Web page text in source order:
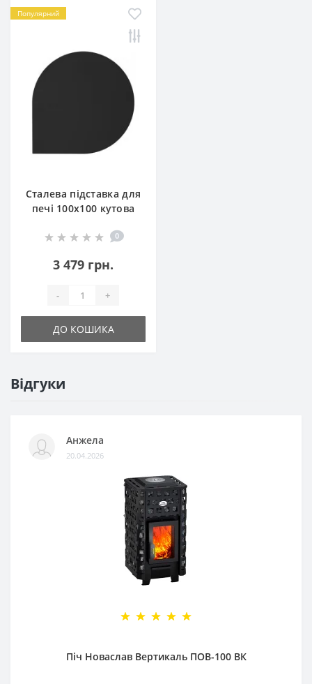
Популярний
Сталева підставка для
печі 100х100 кутова
0
3 479 грн.
- +
ДО КОШИКА
Відгуки
Анжела
20.04.2026
Піч Новаслав Вертикаль ПОВ-100 ВК